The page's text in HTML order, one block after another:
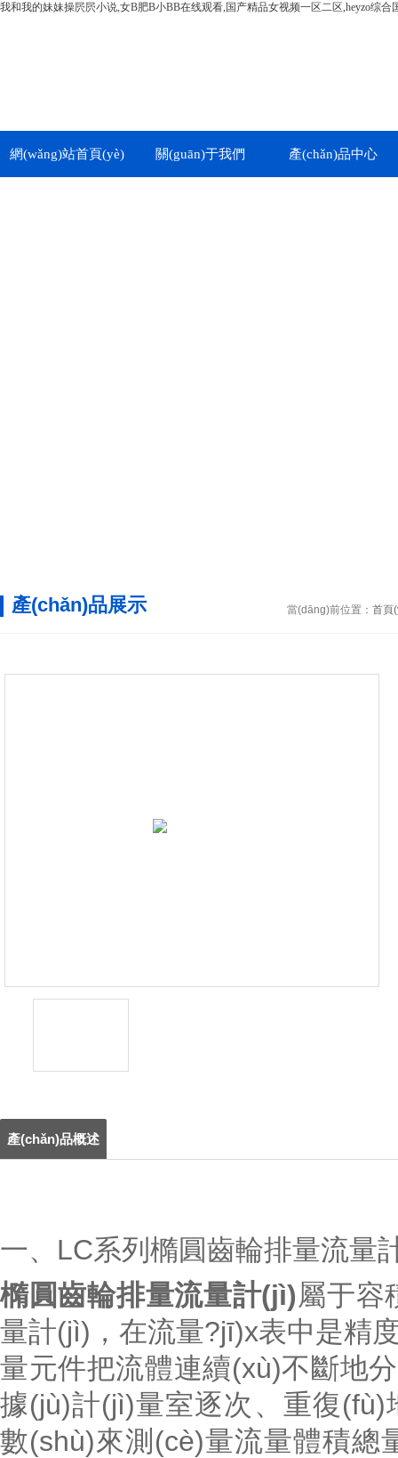
我和我的妹妹操屄屄小说,女B肥B小BB在线观看,国产精品女视频一区二区,heyzo综合
網(wǎng)站首頁(yè) 關(guān)于我們 產(chǎn)品中心
當(dāng)前位置： 首頁
產(chǎn)品展示
產(chǎn)品概述
一、LC系列橢圓齒輪排量流
橢圓齒輪排量流量計(jì)屬于容
量計(jì)，在流量?jī)x表中是精
量元件把流體連續(xù)不斷地分
據(jù)計(jì)量室逐次、重復
數(shù)來測(cè)量流量體積總